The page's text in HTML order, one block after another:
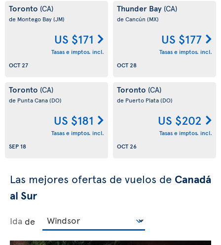
Toronto (CA)
de Montego Bay(JM)
US $171
Tasas e imptos. incl.
OCT 27
Thunder Bay (CA)
de Cancún (MX)
US $177
Tasas e imptos. incl.
OCT 28
Toronto (CA)
de Punta Cana(DO)
US $181
Tasas e imptos. incl.
SEP 18
Toronto (CA)
de Puerto Plata(DO)
US $202
Tasas e imptos. incl.
OCT 26
Las mejores ofertas de vuelos de Canadá
al Sur
Ida de